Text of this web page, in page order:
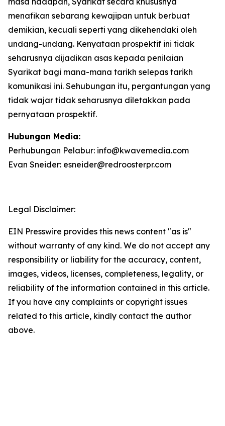
menafikan sebarang kewajipan untuk berbuat
demikian, kecuali seperti yang dikehendaki oleh
undang-undang. Kenyataan prospektif ini tidak
seharusnya dijadikan asas kepada penilaian
Syarikat bagi mana-mana tarikh selepas tarikh
komunikasi ini. Sehubungan itu, pergantungan yang
tidak wajar tidak seharusnya diletakkan pada
pernyataan prospektif.
Hubungan Media:
Perhubungan Pelabur: info@kwavemedia.com
Evan Sneider: esneider@redroosterpr.com
Legal Disclaimer:
EIN Presswire provides this news content "as is"
without warranty of any kind. We do not accept any
responsibility or liability for the accuracy, content,
images, videos, licenses, completeness, legality, or
reliability of the information contained in this article.
If you have any complaints or copyright issues
related to this article, kindly contact the author
above.